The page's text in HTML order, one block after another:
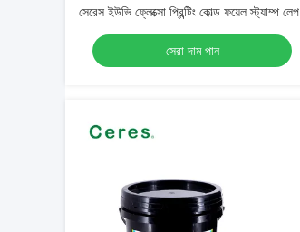
সেরেস ইউভি ফ্লেক্সো প্রিন্টিং কোল্ড ফয়েল স্ট্যাম্প লেপ
সেরা দাম পান